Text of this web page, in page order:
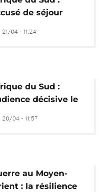
de séjour
Kémi Seba
l'asile
21/04 - 11:24
du Sud :
décisive le
avril pour
de Kémi
20/04 - 11:57
au Moyen-
: la résilience